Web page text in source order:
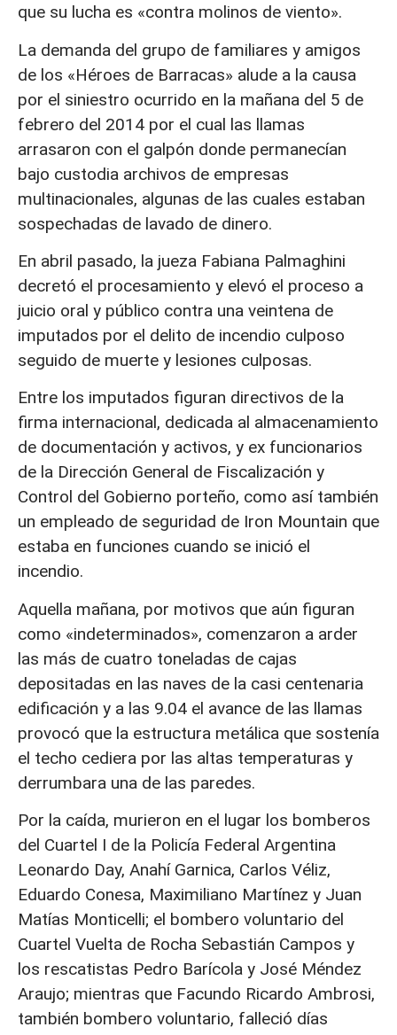
que su lucha es «contra molinos de viento».
La demanda del grupo de familiares y amigos
de los «Héroes de Barracas» alude a la causa
por el siniestro ocurrido en la mañana del 5 de
febrero del 2014 por el cual las llamas
arrasaron con el galpón donde permanecían
bajo custodia archivos de empresas
multinacionales, algunas de las cuales estaban
sospechadas de lavado de dinero.
En abril pasado, la jueza Fabiana Palmaghini
decretó el procesamiento y elevó el proceso a
juicio oral y público contra una veintena de
imputados por el delito de incendio culposo
seguido de muerte y lesiones culposas.
Entre los imputados figuran directivos de la
firma internacional, dedicada al almacenamiento
de documentación y activos, y ex funcionarios
de la Dirección General de Fiscalización y
Control del Gobierno porteño, como así también
un empleado de seguridad de Iron Mountain que
estaba en funciones cuando se inició el
incendio.
Aquella mañana, por motivos que aún figuran
como «indeterminados», comenzaron a arder
las más de cuatro toneladas de cajas
depositadas en las naves de la casi centenaria
edificación y a las 9.04 el avance de las llamas
provocó que la estructura metálica que sostenía
el techo cediera por las altas temperaturas y
derrumbara una de las paredes.
Por la caída, murieron en el lugar los bomberos
del Cuartel I de la Policía Federal Argentina
Leonardo Day, Anahí Garnica, Carlos Véliz,
Eduardo Conesa, Maximiliano Martínez y Juan
Matías Monticelli; el bombero voluntario del
Cuartel Vuelta de Rocha Sebastián Campos y
los rescatistas Pedro Barícola y José Méndez
Araujo; mientras que Facundo Ricardo Ambrosi,
también bombero voluntario, falleció días